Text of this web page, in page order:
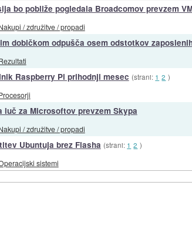
bo pobliže pogledala Broadcomov prevzem
/ združitve / propadi
dobičkom odpušča osem odstotkov
Raspberry Pi prihodnji mesec (strani: 1 2 )
luč za Microsoftov prevzem Skypa
/ združitve / propadi
Ubuntuja brez Flasha (strani: 1 2 )
sistemi